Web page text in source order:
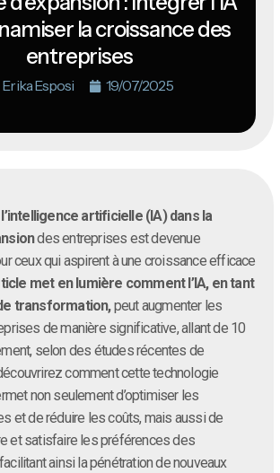
la croissance des
entreprises
Erika Esposi 19/07/2025
artificielle (IA) dans la
des entreprises est devenue
ceux qui aspirent à une croissance efficace
met en lumière comment l’IA, en tant
transformation,peut augmenter les
de manière significative, allant de 10
selon des études récentes de
comment cette technologie
non seulement d’optimiser les
et de réduire les coûts, mais aussi de
et satisfaire les préférences des
ainsi la pénétration de nouveaux